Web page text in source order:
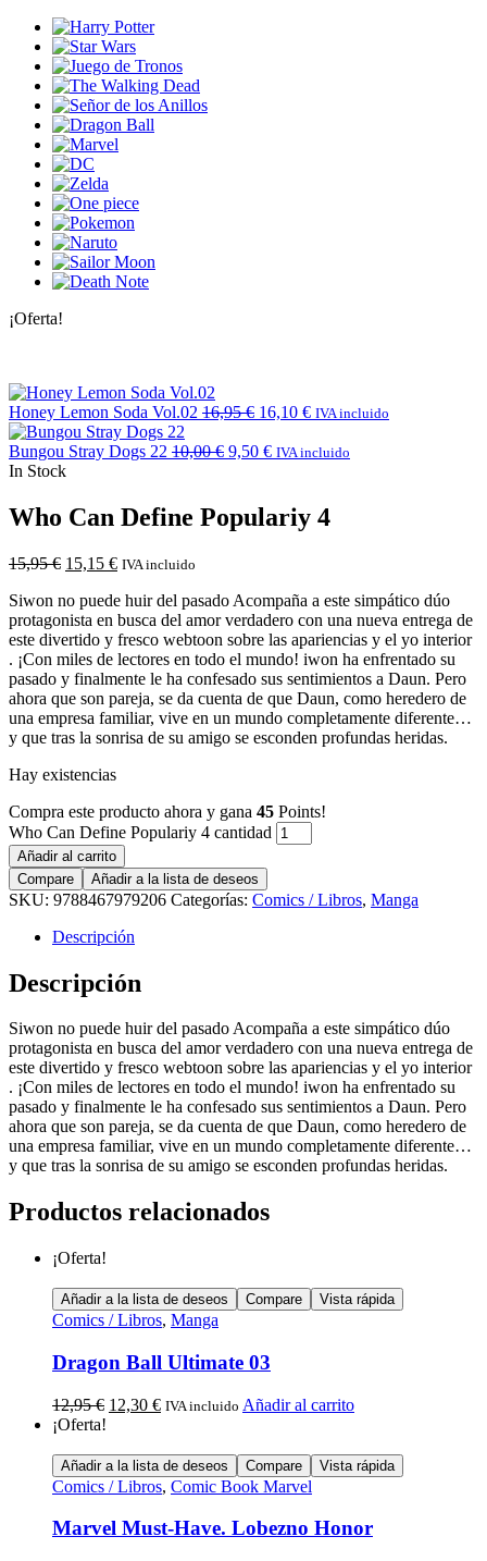
¡Oferta!
Honey Lemon Soda Vol.02 16,95€ 16,10 € IVA incluido
Bungou Stray Dogs 22 10,00€ 9,50 € IVA incluido
In Stock
Who Can Define Populariy 4
15,95€ 15,15 € IVA incluido
Siwon no puede huir del pasado Acompaña a este simpático dúo
protagonista en busca del amor verdadero con una nueva entrega de
este divertido y fresco webtoon sobre las apariencias y el yo interior
. ¡Con miles de lectores en todo el mundo! iwon ha enfrentado su
pasado y finalmente le ha confesado sus sentimientos a Daun. Pero
ahora que son pareja, se da cuenta de que Daun, como heredero de
una empresa familiar, vive en un mundo completamente diferente…
y que tras la sonrisa de su amigo se esconden profundas heridas.
Hay existencias
Compra este producto ahora y gana 45 Points!
Who Can Define Populariy 4 cantidad
Añadir al carrito
Compare
Añadir a la lista de deseos
SKU: 9788467979206 Categorías: Comics / Libros, Manga
Descripción
Descripción
Siwon no puede huir del pasado Acompaña a este simpático dúo
protagonista en busca del amor verdadero con una nueva entrega de
este divertido y fresco webtoon sobre las apariencias y el yo interior
. ¡Con miles de lectores en todo el mundo! iwon ha enfrentado su
pasado y finalmente le ha confesado sus sentimientos a Daun. Pero
ahora que son pareja, se da cuenta de que Daun, como heredero de
una empresa familiar, vive en un mundo completamente diferente…
y que tras la sonrisa de su amigo se esconden profundas heridas.
Productos relacionados
¡Oferta!
Añadir a la lista de deseos Compare Vista rápida
Comics / Libros, Manga
Dragon Ball Ultimate 03
12,95€ 12,30 € IVA incluido Añadir al carrito
¡Oferta!
Añadir a la lista de deseos Compare Vista rápida
Comics / Libros, Comic Book Marvel
Marvel Must-Have. Lobezno Honor